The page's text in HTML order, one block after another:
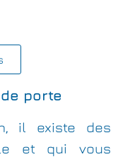
porte
il existe des
et qui vous